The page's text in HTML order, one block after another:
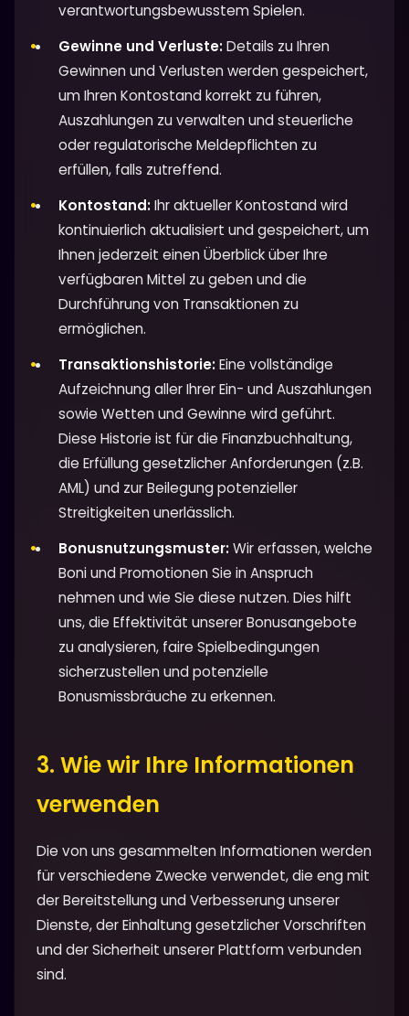
verantwortungsbewusstem Spielen.
Gewinne und Verluste:Details zu Ihren
Gewinnen und Verlusten werden gespeichert,
um Ihren Kontostand korrekt zu führen,
Auszahlungen zu verwalten und steuerliche
oder regulatorische Meldepflichten zu
erfüllen, falls zutreffend.
Kontostand:Ihr aktueller Kontostand wird
kontinuierlich aktualisiert und gespeichert, um
Ihnen jederzeit einen Überblick über Ihre
verfügbaren Mittel zu geben und die
Durchführung von Transaktionen zu
ermöglichen.
Transaktionshistorie:Eine vollständige
Aufzeichnung aller Ihrer Ein- und Auszahlungen
sowie Wetten und Gewinne wird geführt.
Diese Historie ist für die Finanzbuchhaltung,
die Erfüllung gesetzlicher Anforderungen (z.B.
AML) und zur Beilegung potenzieller
Streitigkeiten unerlässlich.
Bonusnutzungsmuster:Wir erfassen, welche
Boni und Promotionen Sie in Anspruch
nehmen und wie Sie diese nutzen. Dies hilft
uns, die Effektivität unserer Bonusangebote
zu analysieren, faire Spielbedingungen
sicherzustellen und potenzielle
Bonusmissbräuche zu erkennen.
3. Wie wir Ihre Informationen
verwenden
Die von uns gesammelten Informationen werden
für verschiedene Zwecke verwendet, die eng mit
der Bereitstellung und Verbesserung unserer
Dienste, der Einhaltung gesetzlicher Vorschriften
und der Sicherheit unserer Plattform verbunden
sind.